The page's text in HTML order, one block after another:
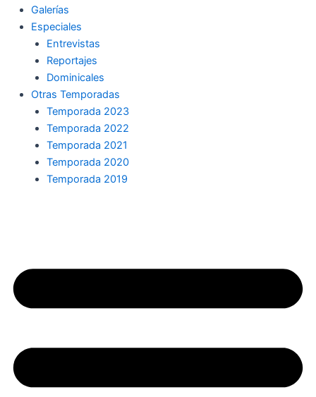
Galerías
Especiales
Entrevistas
Reportajes
Dominicales
Otras Temporadas
Temporada 2023
Temporada 2022
Temporada 2021
Temporada 2020
Temporada 2019